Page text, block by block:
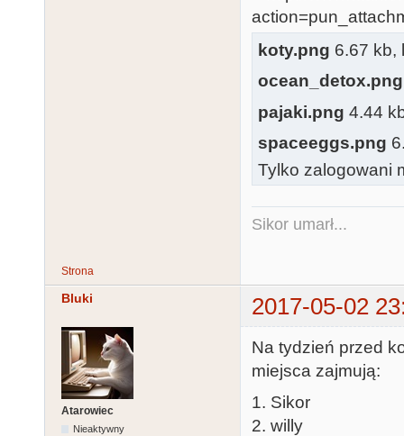
koty.png 6.67 kb,
ocean_detox.png
pajaki.png 4.44
spaceeggs.png
Tylko zalogowani
Sikor umarł...
Strona
Bluki 2017-05-02
Atarowiec
Nieaktywny
Na tydzień przed
miejsca zajmują:
1. Sikor
2. willy